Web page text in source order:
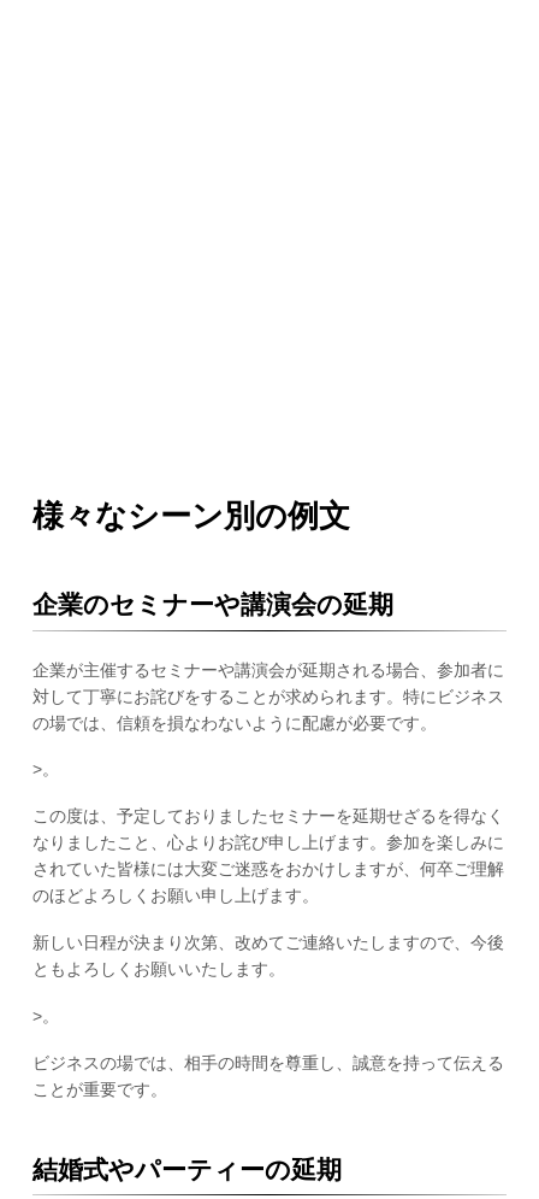
様々なシーン別の例文
企業のセミナーや講演会の延期
企業が主催するセミナーや講演会が延期される場合、参加者に
対して丁寧にお詫びをすることが求められます。特にビジネス
の場では、信頼を損なわないように配慮が必要です。
>。
この度は、予定しておりましたセミナーを延期せざるを得なく
なりましたこと、心よりお詫び申し上げます。参加を楽しみに
されていた皆様には大変ご迷惑をおかけしますが、何卒ご理解
のほどよろしくお願い申し上げます。
新しい日程が決まり次第、改めてご連絡いたしますので、今後
ともよろしくお願いいたします。
>。
ビジネスの場では、相手の時間を尊重し、誠意を持って伝える
ことが重要です。
結婚式やパーティーの延期